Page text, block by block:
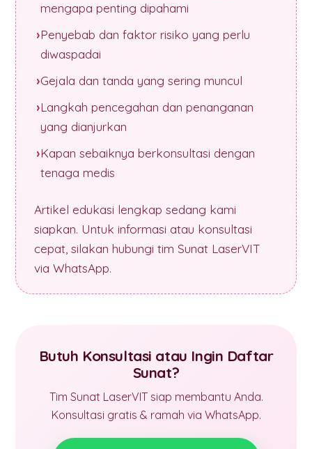
mengapa penting dipahami
Penyebab dan faktor risiko yang perlu
diwaspadai
Gejala dan tanda yang sering muncul
Langkah pencegahan dan penanganan
yang dianjurkan
Kapan sebaiknya berkonsultasi dengan
tenaga medis
Artikel edukasi lengkap sedang kami
siapkan. Untuk informasi atau konsultasi
cepat, silakan hubungi tim Sunat LaserVIT
via WhatsApp.
Butuh Konsultasi atau Ingin Daftar
Sunat?
Tim Sunat LaserVIT siap membantu Anda.
Konsultasi gratis & ramah via WhatsApp.